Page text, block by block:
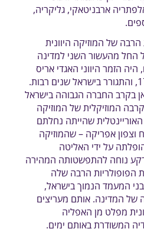
ארבניטאקי, גליקריה,
של המוזיקה היוונית
החל מהעשור השני למדינה
הזמר היווני האגדי אריס
סאן, שהגיע לישראל בגיל 17, והתגורר בישראל שנים רבות.
בקרב החברה הגבוהה בישראל
המוזיקלית של המוזיקה
האוריינטלית שהייתה נחלתם
וצפון אפריקה – שהמוזיקה
על ידי האליטה
נוחה להתפשטותה המהירה
הפופולריות הרבה שלה
המעמד הנמוך בישראל,
של המדינה. אותם מעריצים
מפלט מן האפליה
המשודרת באותם ימים.